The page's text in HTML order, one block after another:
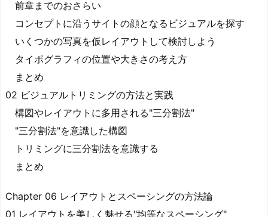
前章までのおさらい
コンセプトに沿うサイトの顔となるビジュアルを探す
いくつかの写真を仮レイアウトして検討しよう
タイポグラフィの位置や大きさの考え方
まとめ
02 ビジュアルトリミングの方法と実践
構図やレイアウトに多用される"三分割法"
"三分割法"を意識した構図
トリミングに三分割法を意識する
まとめ
Chapter 06 レイアウトとスペーシングの方法論
01 レイアウトを美しく魅せる"均等なスペーシング"